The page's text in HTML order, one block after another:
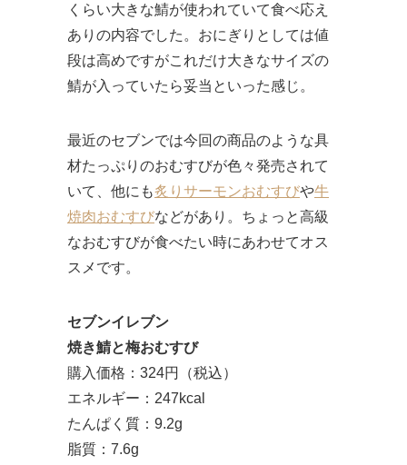
くらい大きな鯖が使われていて食べ応え
ありの内容でした。おにぎりとしては値
段は高めですがこれだけ大きなサイズの
鯖が入っていたら妥当といった感じ。
最近のセブンでは今回の商品のような具
材たっぷりのおむすびが色々発売されて
いて、他にも炙りサーモンおむすびや牛
焼肉おむすびなどがあり。ちょっと高級
なおむすびが食べたい時にあわせてオス
スメです。
セブンイレブン
焼き鯖と梅おむすび
購入価格：324円（税込）
エネルギー：247kcal
たんぱく質：9.2g
脂質：7.6g